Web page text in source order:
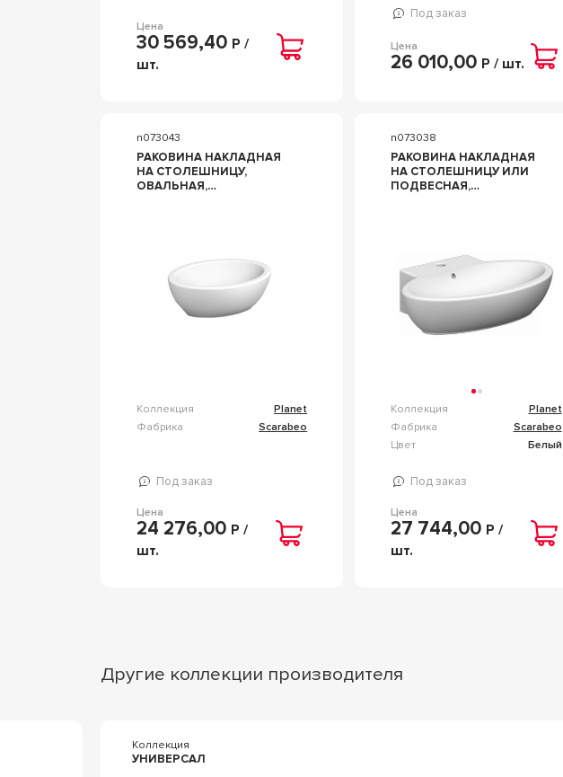
Цена
30 569,40 Р /
шт.
Под заказ
Цена
26 010,00 Р / шт.
n073043
РАКОВИНА НАКЛАДНАЯ
НА СТОЛЕШНИЦУ,
ОВАЛЬНАЯ,
Коллекция
Planet
Фабрика
Scarabeo
Под заказ
Цена
24 276,00 Р /
шт.
n073038
РАКОВИНА НАКЛАДНАЯ
НА СТОЛЕШНИЦУ ИЛИ
ПОДВЕСНАЯ,
Коллекция
Planet
Фабрика
Scarabeo
Цвет
Белый
Под заказ
Цена
27 744,00 Р /
шт.
Другие коллекции производителя
Коллекция
УНИВЕРСАЛ